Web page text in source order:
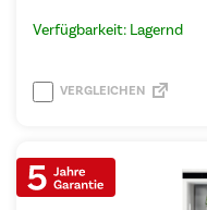
Verfügbarkeit: Lagernd
VERGLEICHEN